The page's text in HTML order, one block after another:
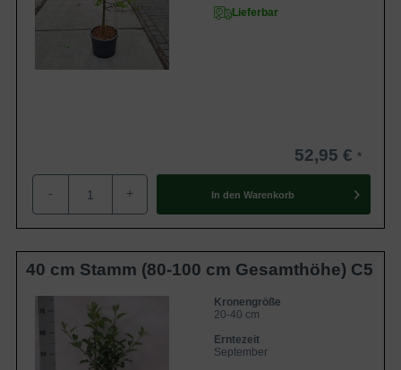
Lieferbar
52,95 €
- + In den Warenkorb
40 cm Stamm (80-100 cm Gesamthöhe) C5
Kronengröße
20-40 cm
Erntezeit
September